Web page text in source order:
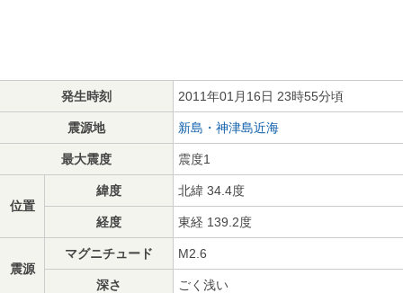
発生時刻 2011年01月16日 23時55分頃
震源地 新島・神津島近海
最大震度 震度1
位置
緯度 北緯 34.4度
経度 東経 139.2度
震源
マグニチュード M2.6
深さ ごく浅い